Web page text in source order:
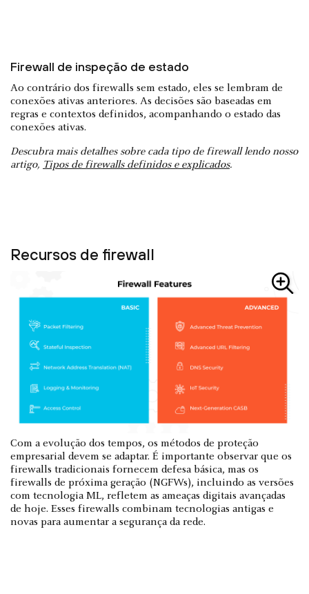
Firewall de inspeção de estado
Ao contrário dos firewalls sem estado, eles se lembram de
conexões ativas anteriores. As decisões são baseadas em
regras e contextos definidos, acompanhando o estado das
conexões ativas.
Descubra mais detalhes sobre cada tipo de firewall lendo nosso
artigo, Tipos de firewalls definidos e explicados.
Recursos de firewall
Com a evolução dos tempos, os métodos de proteção
empresarial devem se adaptar. É importante observar que os
firewalls tradicionais fornecem defesa básica, mas os
firewalls de próxima geração (NGFWs), incluindo as versões
com tecnologia ML, refletem as ameaças digitais avançadas
de hoje. Esses firewalls combinam tecnologias antigas e
novas para aumentar a segurança da rede.